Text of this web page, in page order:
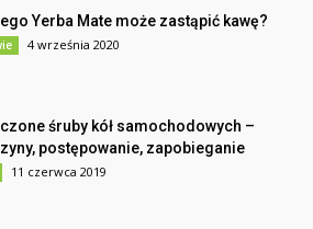
Yerba Mate może zastąpić kawę?
4 września 2020
śruby kół samochodowych –
postępowanie, zapobieganie
11 czerwca 2019